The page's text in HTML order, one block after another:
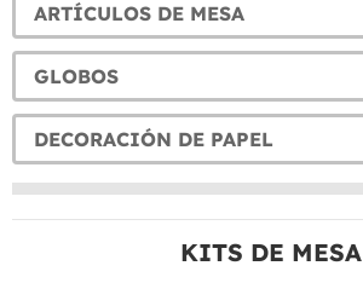
ARTÍCULOS DE MESA
GLOBOS
DECORACIÓN DE PAPEL
KITS DE MESA